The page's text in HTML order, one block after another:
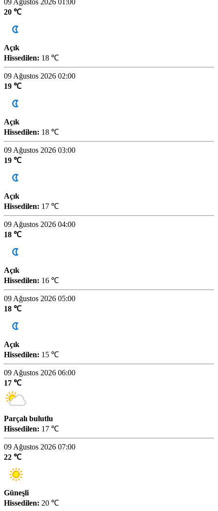
20 ℃
Açık
Hissedilen: 18 ℃
09 Ağustos 2026 02:00
19 ℃
Açık
Hissedilen: 18 ℃
09 Ağustos 2026 03:00
19 ℃
Açık
Hissedilen: 17 ℃
09 Ağustos 2026 04:00
18 ℃
Açık
Hissedilen: 16 ℃
09 Ağustos 2026 05:00
18 ℃
Açık
Hissedilen: 15 ℃
09 Ağustos 2026 06:00
17 ℃
Parçalı bulutlu
Hissedilen: 17 ℃
09 Ağustos 2026 07:00
22 ℃
Güneşli
Hissedilen: 20 ℃